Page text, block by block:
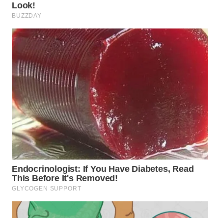
TINGGI
WN
PAKPAK
WN
KARAWANG
WN
BEKASI
WN
BOGOR
WN
DEPOK
WN